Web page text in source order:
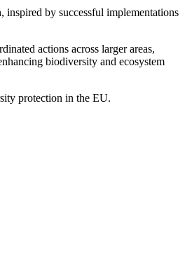
by successful implementations
actions across larger areas,
biodiversity and ecosystem
protection in the EU.